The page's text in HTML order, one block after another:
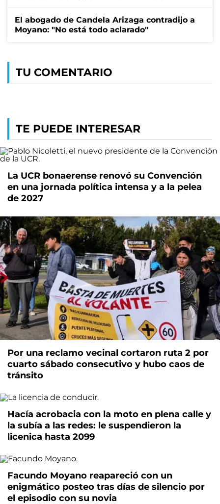
El abogado de Candela Arizaga contradijo a
Moyano: "No está todo aclarado"
TU COMENTARIO
TE PUEDE INTERESAR
La UCR bonaerense renovó su Convención
en una jornada política intensa y a la pelea
de 2027
Por una reclamo vecinal cortaron ruta 2 por
cuarto sábado consecutivo y hubo caos de
tránsito
Hacía acrobacia con la moto en plena calle y
la subía a las redes: le suspendieron la
licenica hasta 2099
Facundo Moyano reapareció con un
enigmático posteo tras días de silencio por
el episodio con su novia